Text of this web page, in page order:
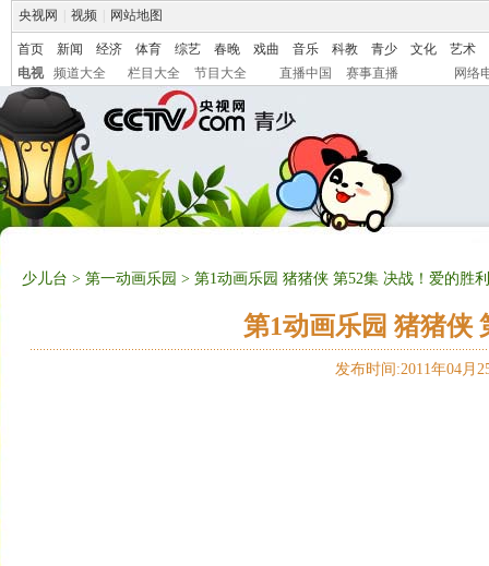
央视网 视频 网站地图
首页 新闻 经济 体育 综艺 春晚 戏曲 音乐 科教 青少 文化
艺术
电视
频道大全 栏目大全 节目大全 直播中国 赛事直播 网络
少儿台 > 第一动画乐园 > 第1动画乐园 猪猪侠 第52集 决战！爱的胜
第1动画乐园 猪猪侠
发布时间:2011年04月